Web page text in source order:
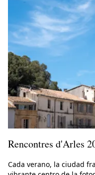
Rencontres d'Arles
Cada verano, la ciudad